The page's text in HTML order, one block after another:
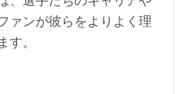
ァンが彼らをよりよく理
。